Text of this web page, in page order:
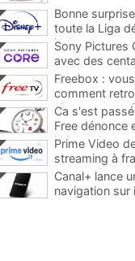
Bonne
toute la Liga
inclus
Sony Pictures
avec des
Freebox :
comment
abonnements
Ca s'est
Free dénonce
le bout de son
Prime Video
streaming à
avec ce
Canal+ lance
navigation sur